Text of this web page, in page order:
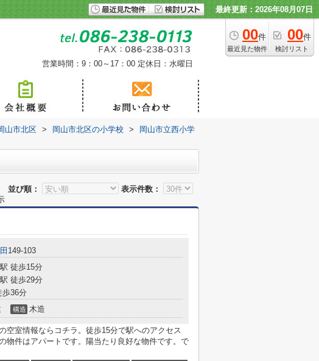
最終更新：2026年08月07日
00件
最近見た物件
00件
検討リスト
営業時間：9：00～17：00 定休日：水曜日
山市北区 > 岡山市北区の小学校 >
岡山市立西小学
並び順：
表示件数：
149-103
駅 徒歩15分
駅 徒歩29分
歩36分
構造 木造
空室情報ならコチラ。徒歩15分で駅へのアクセス
物件はアパートです。陽当たり良好な物件です。で